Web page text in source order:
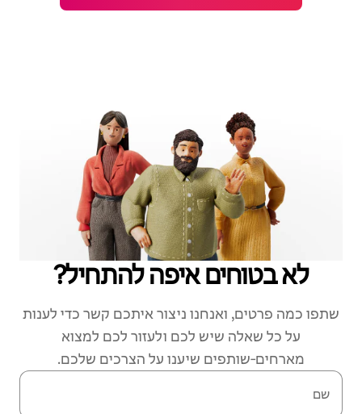
לא בטוחים איפה להתחיל?
שתפו כמה פרטים, ואנחנו ניצור איתכם קשר כדי לענות
על כל שאלה שיש לכם ולעזור לכם למצוא
מארחים‑שותפים שיענו על הצרכים שלכם.
שם